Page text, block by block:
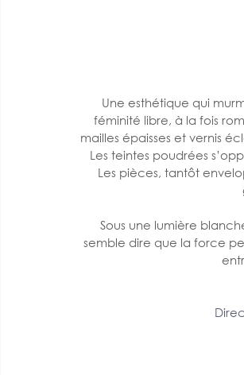
Une esthétique qui
féminité libre, à la fois
mailles épaisses et vernis
Les teintes poudrées
Les pièces, tantôt
Sous une lumière
semble dire que la force